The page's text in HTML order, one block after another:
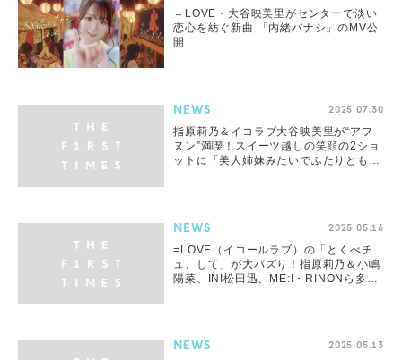
＝LOVE・大谷映美里がセンターで淡い
恋心を紡ぐ新曲 「内緒バナシ」のMV公
開
NEWS 2025.07.30
指原莉乃＆イコラブ大谷映美里が“アフ
ヌン”満喫！スイーツ越しの笑顔の2ショ
ットに「美人姉妹みたいでふたりともか
NEWS 2025.05.16
=LOVE（イコールラブ）の「とくべチ
ュ、して」が大バズり！指原莉乃＆小嶋
陽菜、INI松田迅、ME:I・RINONら多数
NEWS 2025.05.13